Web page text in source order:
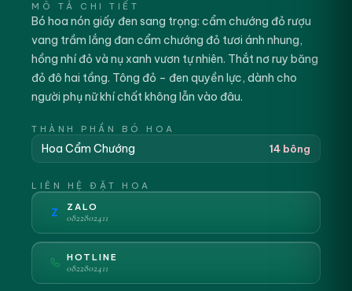
MÔ TẢ CHI TIẾT
Bó hoa nón giấy đen sang trọng: cẩm chướng đỏ rượu
vang trầm lắng đan cẩm chướng đỏ tươi ánh nhung,
hồng nhí đỏ và nụ xanh vươn tự nhiên. Thắt nơ ruy băng
đỏ đô hai tầng. Tông đỏ – đen quyền lực, dành cho
người phụ nữ khí chất không lẫn vào đâu.
THÀNH PHẦN BÓ HOA
Hoa Cẩm Chướng 14 bông
LIÊN HỆ ĐẶT HOA
Z ZALO
0822802411
HOTLINE
0822802411